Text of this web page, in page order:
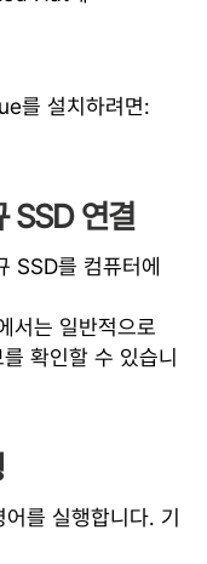
를 설치하려면:
SSD 연결
SSD를 컴퓨터에
서는 일반적으로
확인할 수 있습니
를 실행합니다. 기